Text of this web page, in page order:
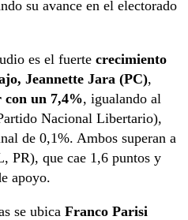
su avance en el electorado
es el fuerte crecimiento
Jeannette Jara (PC),
un 7,4%, igualando al
Nacional Libertario),
de 0,1%. Ambos superan a
PR), que cae 1,6 puntos y
apoyo.
se ubica Franco Parisi